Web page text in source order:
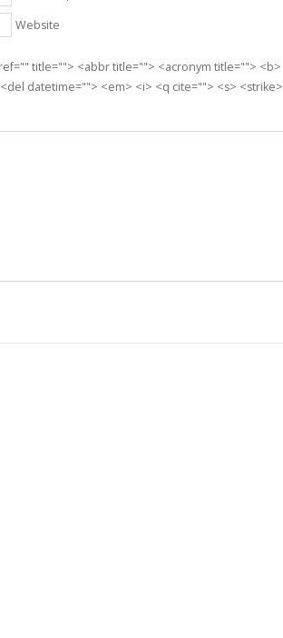
Website
title=""> <abbr title=""> <acronym title=""> <b>
datetime=""> <em> <i> <q cite=""> <s> <strike>